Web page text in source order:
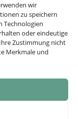
wir
zu speichern
Technologien
oder eindeutige
Zustimmung nicht
Merkmale und